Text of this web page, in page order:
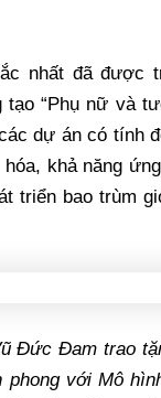
nhất đã được
tạo “Phụ nữ và
dự án có tính
khả năng
triển bao trùm
Đức Đam trao
phong với Mô